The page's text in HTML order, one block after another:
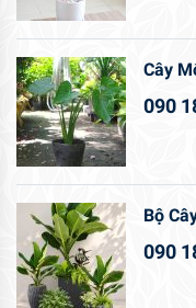
Cây
090
Bộ
090